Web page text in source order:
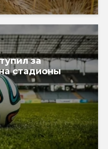
за
стадионы